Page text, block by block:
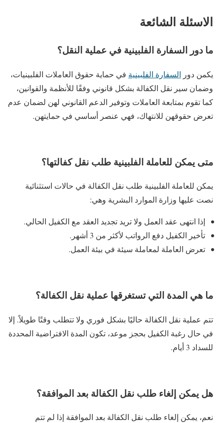
الاسئلة الشائعة
ما دور السفارة الفلبينية في عملية النقل؟
يكمن دور السفارة الفلبينية في حماية حقوق العاملات الفلبينيات،
وضمان سير نقل الكفالة بشكل قانوني وفقًا للأنظمة والقوانين،
كما تقوم بمتابعة العاملات وتوفير الدعم القانوني لهن لضمان عدم
تعرض حقوقهن للانتهاك، فهي عنصر أساسي في حمايتهن.
متى يمكن للعاملة الفلبينية طلب نقل كفالتها؟
يمكن للعاملة الفلبينية طلب نقل الكفالة في حالات استثنائية
نصت عليها وزارة الموارد البشرية وهي:
إذا انتهى عقد العمل ولا تريد تجديد العقد مع الكفيل الحالي.
تأخير الكفيل دفع الرواتب لأكثر من 3 أشهر.
تعرض العاملة لمعاملة سيئة في بيئة العمل.
ما هي المدة التي تستغرقها عملية نقل الكفالة؟
تتم عملية نقل الكفالة حاليًا بشكل فوري ولا تتطلب وقتًا طويلاً. إلا
في حال رغبة الكفيل بحجز موعد، تكون المدة الافتراضية المحددة
للسداد 3 أيام.
هل يمكن إلغاء طلب نقل الكفالة بعد الموافقة؟
نعم، يمكن إلغاء طلب نقل الكفالة بعد الموافقة إذا لم تتم